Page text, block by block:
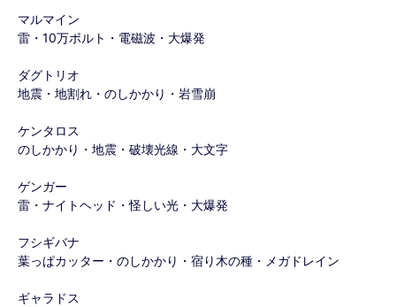
マルマイン
雷・10万ボルト・電磁波・大爆発
ダグトリオ
地震・地割れ・のしかかり・岩雪崩
ケンタロス
のしかかり・地震・破壊光線・大文字
ゲンガー
雷・ナイトヘッド・怪しい光・大爆発
フシギバナ
葉っぱカッター・のしかかり・宿り木の種・メガドレイン
ギャラドス